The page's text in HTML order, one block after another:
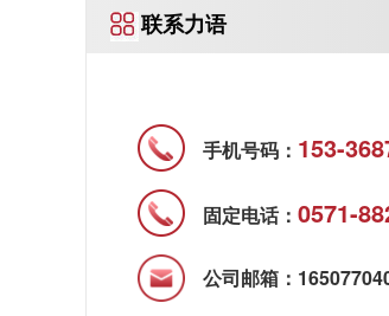
联系力语
手机号码： 153-
固定电话：0571-
公司邮箱：